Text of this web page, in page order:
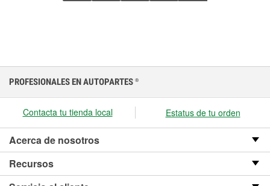
PROFESIONALES EN AUTOPARTES ®
Contacta tu tienda local Estatus de tu orden
Acerca de nosotros
Recursos